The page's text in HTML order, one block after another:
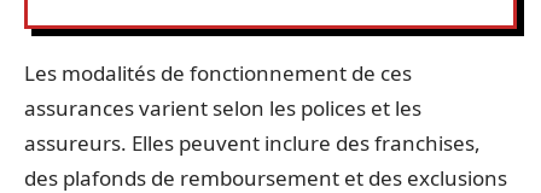
Les modalités de fonctionnement de ces
assurances varient selon les polices et les
assureurs. Elles peuvent inclure des franchises,
des plafonds de remboursement et des exclusions